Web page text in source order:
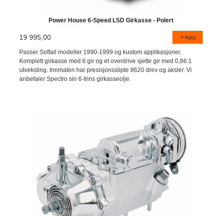
Power House 6-Speed LSD Girkasse - Polert
19 995,00 Kjøp
Passer Softail modeller 1990-1999 og kustom applikasjoner.
Komplett girkasse med 6 gir og et overdrive sjette gir med 0,86:1
utveksling. Innmaten har presisjonsslipte 8620 drev og aksler. Vi
anbefaler Spectro sin 6-trins girkasseolje.